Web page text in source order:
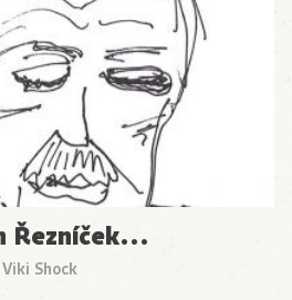
Řezníček…
Viki Shock